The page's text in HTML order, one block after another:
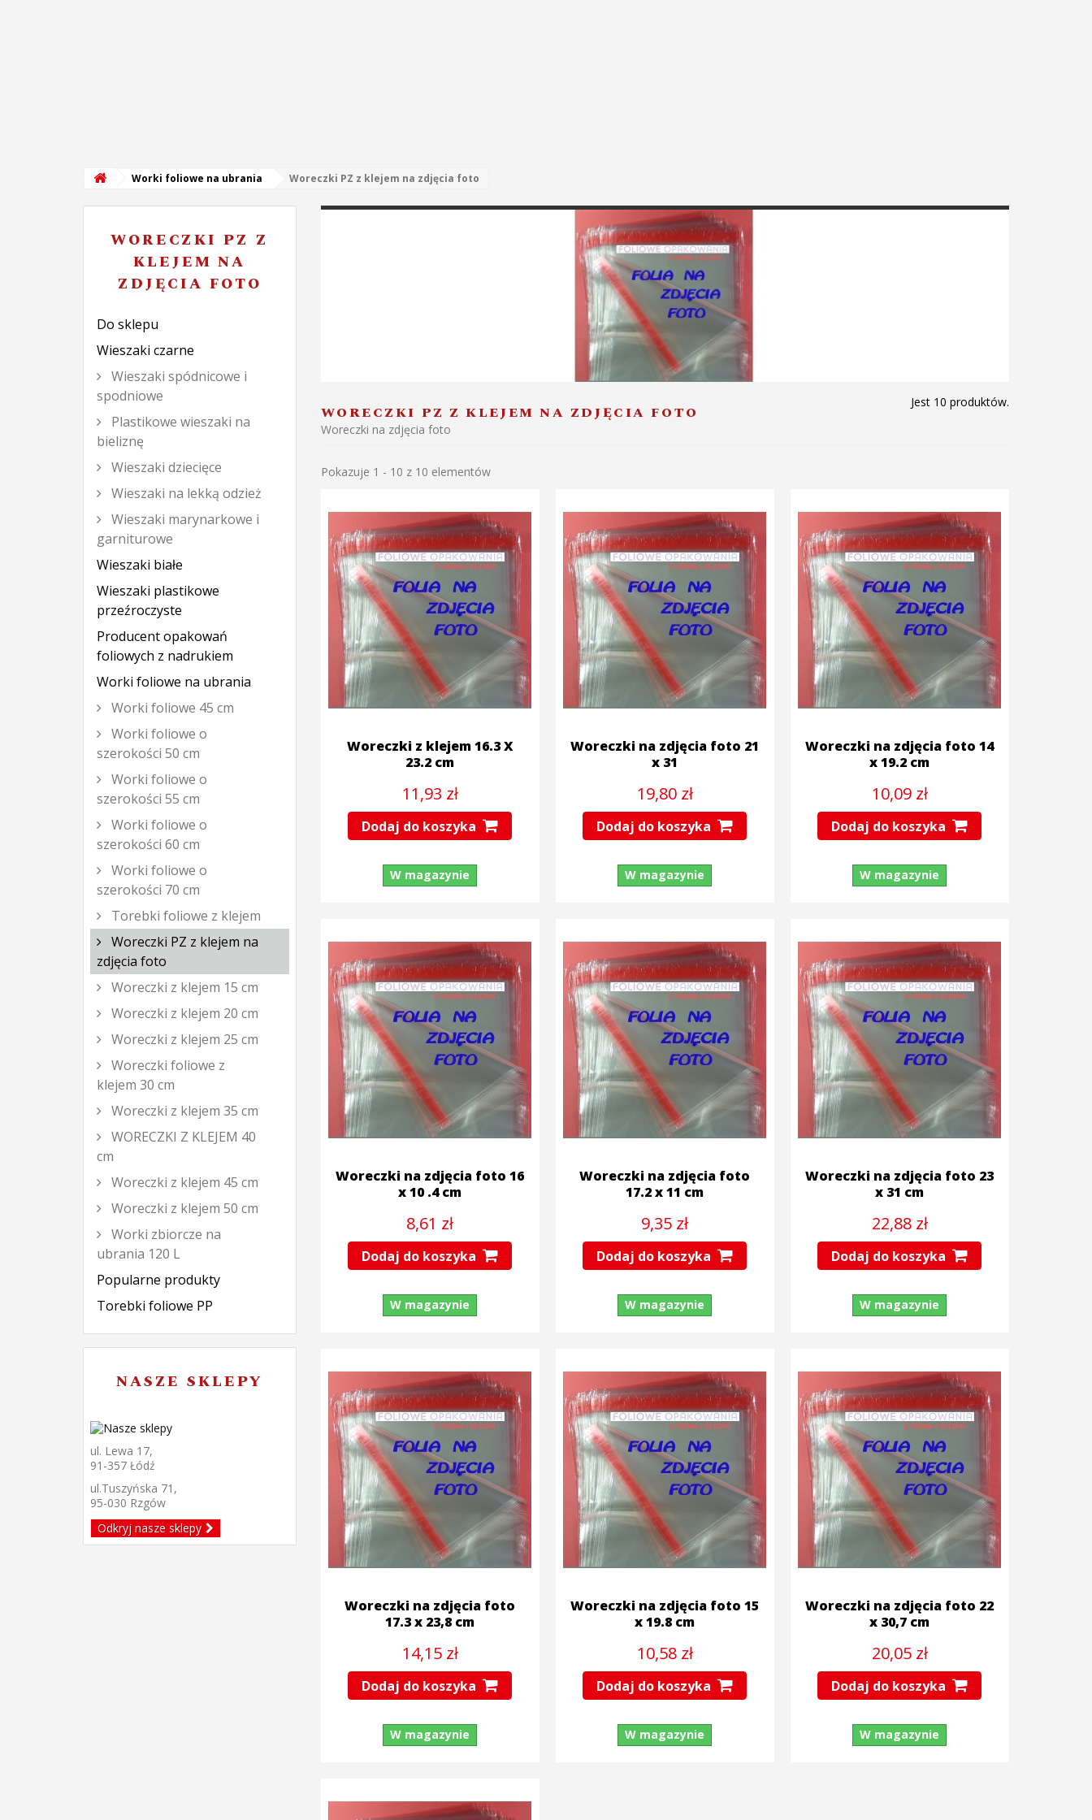
Worki foliowe na ubrania Woreczki PZ z klejem na zdjęcia foto
WORECZKI PZ Z
KLEJEM NA
ZDJĘCIA FOTO
Do sklepu
Wieszaki czarne
Wieszaki spódnicowe i
spodniowe
Plastikowe wieszaki na
bieliznę
Wieszaki dziecięce
Wieszaki na lekką odzież
Wieszaki marynarkowe i
garniturowe
Wieszaki białe
Wieszaki plastikowe
przeźroczyste
Producent opakowań
foliowych z nadrukiem
Worki foliowe na ubrania
Worki foliowe 45 cm
Worki foliowe o
szerokości 50 cm
Worki foliowe o
szerokości 55 cm
Worki foliowe o
szerokości 60 cm
Worki foliowe o
szerokości 70 cm
Torebki foliowe z klejem
Woreczki PZ z klejem na
zdjęcia foto
Woreczki z klejem 15 cm
Woreczki z klejem 20 cm
Woreczki z klejem 25 cm
Woreczki foliowe z
klejem 30 cm
Woreczki z klejem 35 cm
WORECZKI Z KLEJEM 40
cm
Woreczki z klejem 45 cm
Woreczki z klejem 50 cm
Worki zbiorcze na
ubrania 120 L
Popularne produkty
Torebki foliowe PP
NASZE SKLEPY
ul. Lewa 17,
91-357 Łódź
ul.Tuszyńska 71,
95-030 Rzgów
Odkryj nasze sklepy
WORECZKI PZ Z KLEJEM NA ZDJĘCIA FOTO
Jest 10 produktów.
Woreczki na zdjęcia foto
Pokazuje 1 - 10 z 10 elementów
Woreczki z klejem 16.3 X
23.2 cm
11,93 zł
Dodaj do koszyka
W magazynie
Woreczki na zdjęcia foto 21
x 31
19,80 zł
Dodaj do koszyka
W magazynie
Woreczki na zdjęcia foto 14
x 19.2 cm
10,09 zł
Dodaj do koszyka
W magazynie
Woreczki na zdjęcia foto 16
x 10 .4 cm
8,61 zł
Dodaj do koszyka
W magazynie
Woreczki na zdjęcia foto
17.2 x 11 cm
9,35 zł
Dodaj do koszyka
W magazynie
Woreczki na zdjęcia foto 23
x 31 cm
22,88 zł
Dodaj do koszyka
W magazynie
Woreczki na zdjęcia foto
17.3 x 23,8 cm
14,15 zł
Dodaj do koszyka
W magazynie
Woreczki na zdjęcia foto 15
x 19.8 cm
10,58 zł
Dodaj do koszyka
W magazynie
Woreczki na zdjęcia foto 22
x 30,7 cm
20,05 zł
Dodaj do koszyka
W magazynie